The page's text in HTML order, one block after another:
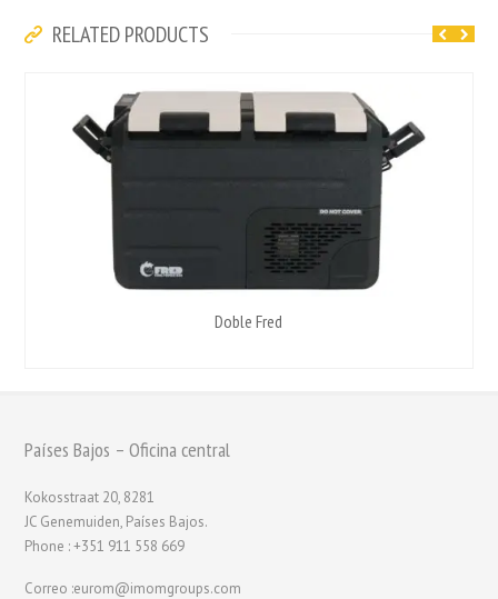
RELATED PRODUCTS
Doble Fred
Países Bajos – Oficina central
Kokosstraat 20, 8281
JC Genemuiden, Países Bajos.
Phone : +351 911 558 669
Correo :eurom@imomgroups.com